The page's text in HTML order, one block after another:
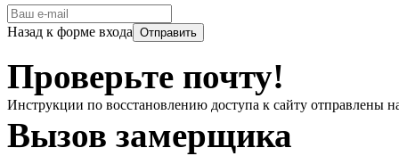
Назад к форме входа
Проверьте почту!
Инструкции по восстановлению доступа к сайту отправлены
Вызов замерщика